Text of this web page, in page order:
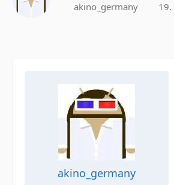
akino_germany
akino_germany